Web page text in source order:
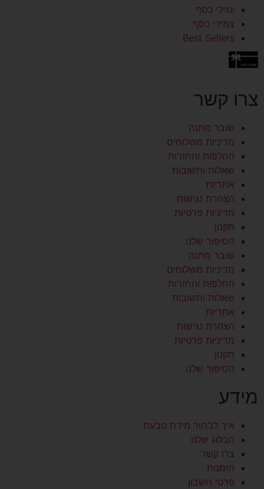
מידע
איך לבחור מידת טבעת
הבלוג שלנו
צרו קשר
הזמנות
פרטי חשבון
צרו קשר
שובר מתנה
מדיניות משלוחים
החלפות והחזרות
שאלות ותשובות
אחריות
הצהרת נגישות
מדיניות פרטיות
תקנון
הסיפור שלנו
שובר מתנה
מדיניות משלוחים
החלפות והחזרות
שאלות ותשובות
אחריות
הצהרת נגישות
מדיניות פרטיות
תקנון
הסיפור שלנו
עגילי כסף
צמידי כסף
Best Sellers